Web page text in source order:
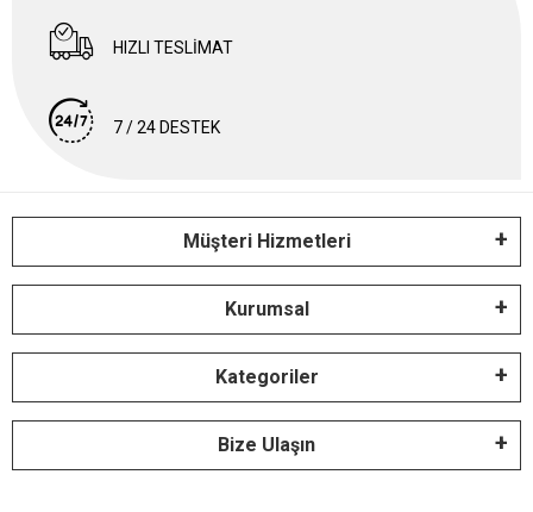
HIZLI TESLİMAT
7 / 24 DESTEK
Müşteri Hizmetleri
Kurumsal
Kategoriler
Bize Ulaşın